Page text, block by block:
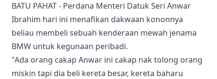
BATU PAHAT - Perdana Menteri Datuk Seri Anwar
Ibrahim hari ini menafikan dakwaan kononnya
beliau membeli sebuah kenderaan mewah jenama
BMW untuk kegunaan peribadi.
"Ada orang cakap Anwar ini cakap nak tolong orang
miskin tapi dia beli kereta besar, kereta baharu